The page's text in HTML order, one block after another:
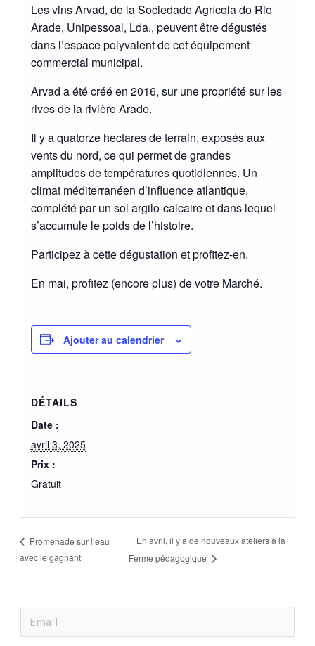
Les vins Arvad, de la Sociedade Agrícola do Rio
Arade, Unipessoal, Lda., peuvent être dégustés
dans l’espace polyvalent de cet équipement
commercial municipal.
Arvad a été créé en 2016, sur une propriété sur les
rives de la rivière Arade.
Il y a quatorze hectares de terrain, exposés aux
vents du nord, ce qui permet de grandes
amplitudes de températures quotidiennes. Un
climat méditerranéen d’influence atlantique,
complété par un sol argilo-calcaire et dans lequel
s’accumule le poids de l’histoire.
Participez à cette dégustation et profitez-en.
En mai, profitez (encore plus) de votre Marché.
Ajouter au calendrier
DÉTAILS
Date :
avril 3, 2025
Prix :
Gratuit
Promenade sur l’eau
avec le gagnant
En avril, il y a de nouveaux ateliers à la
Ferme pédagogique
E
m